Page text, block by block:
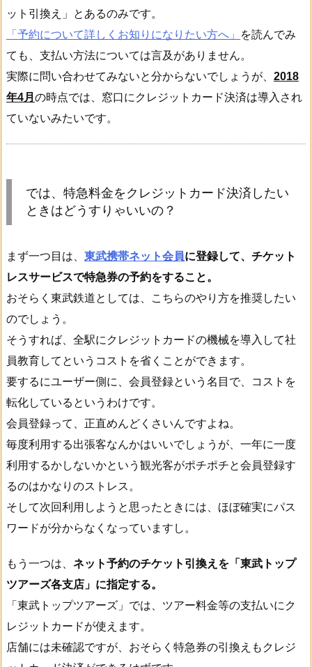
ット引換え」とあるのみです。
「予約について詳しくお知りになりたい方へ」
を読んでみ
ても、支払い方法については言及がありません。
実際に問い合わせてみないと分からないでしょうが、 2018
年4月 の時点では、窓口にクレジットカード決済は導入され
ていないみたいです。
では、特急料金をクレジットカード決済したい
ときはどうすりゃいいの？
まず一つ目は、 東武携帯ネット会員に登録して、チケット
レスサービスで特急券の予約をすること。
おそらく東武鉄道としては、こちらのやり方を推奨したい
のでしょう。
そうすれば、全駅にクレジットカードの機械を導入して社
員教育してというコストを省くことができます。
要するにユーザー側に、会員登録という名目で、コストを
転化しているというわけです。
会員登録って、正直めんどくさいんですよね。
毎度利用する出張客なんかはいいでしょうが、一年に一度
利用するかしないかという観光客がポチポチと会員登録す
るのはかなりのストレス。
そして次回利用しようと思ったときには、ほぼ確実にパス
ワードが分からなくなっていますし。
もう一つは、 ネット予約のチケット引換えを「東武トップ
ツアーズ各支店」に指定する。
「東武トップツアーズ」では、ツアー料金等の支払いにク
レジットカードが使えます。
店舗には未確認ですが、おそらく特急券の引換えもクレジ